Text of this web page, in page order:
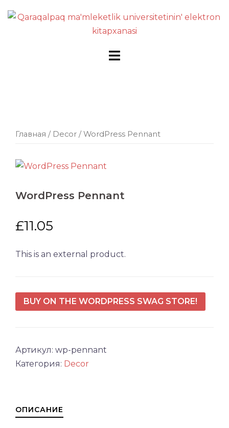
Главная / Decor / WordPress Pennant
WordPress Pennant
£11.05
This is an external product.
BUY ON THE WORDPRESS SWAG STORE!
Артикул: wp-pennant
Категория: Decor
ОПИСАНИЕ